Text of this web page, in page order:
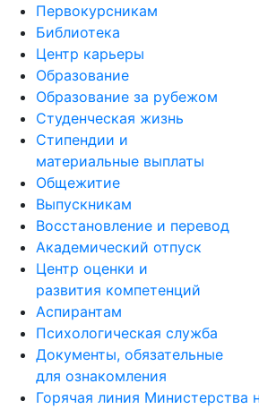
Первокурсникам
Библиотека
Центр карьеры
Образование
Образование за рубежом
Студенческая жизнь
Стипендии и
материальные выплаты
Общежитие
Выпускникам
Восстановление и перевод
Академический отпуск
Центр оценки и
развития компетенций
Аспирантам
Психологическая служба
Документы, обязательные
для ознакомления
Горячая линия Министерства